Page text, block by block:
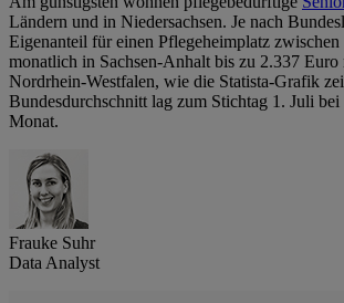
Ländern und in Niedersachsen. Je nach
Eigenanteil für einen Pflegeheimplatz
monatlich in Sachsen-Anhalt bis zu 2.337
Nordrhein-Westfalen, wie die Statista-Grafik
Bundesdurchschnitt lag zum Stichtag 1. Juli
Monat.
Frauke Suhr
Data Analyst